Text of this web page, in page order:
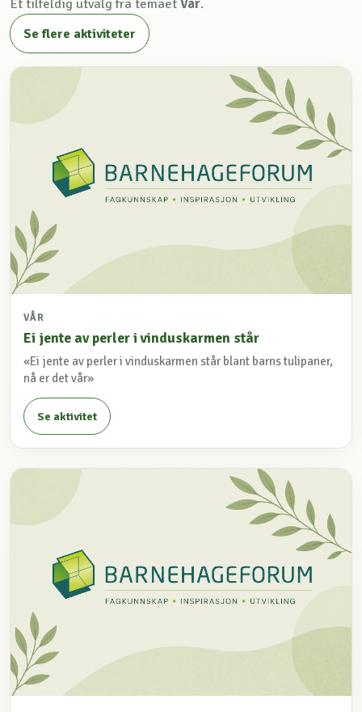
Et tilfeldig utvalg fra temaet Vår.
Se flere aktiviteter
VÅR
Ei jente av perler i vinduskarmen står
«Ei jente av perler i vinduskarmen står blant barns tulipaner,
nå er det vår»
Se aktivitet